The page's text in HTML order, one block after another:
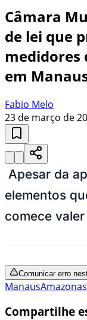
Câmara
de lei que
medidores
em
Fabio Melo
23 de março de
Apesar da
elementos
comece valer
Comunicar erro
ManausAmazonas
Compartilhe